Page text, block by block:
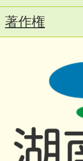
著作権